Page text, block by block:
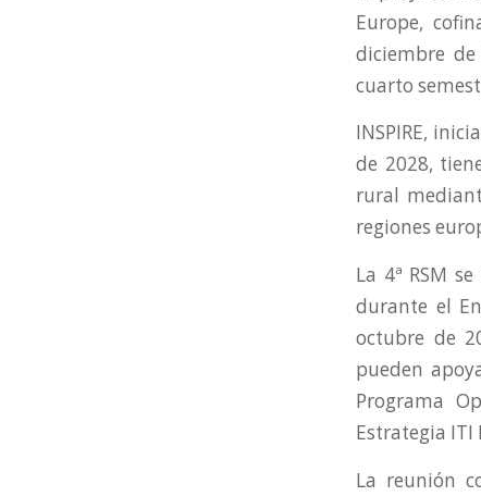
Europe,
diciembre de
cuarto
INSPIRE,
de 2028,
rural
regiones
La 4ª RSM
durante el
octubre de
pueden
Programa
Estrategia ITI
La reunión